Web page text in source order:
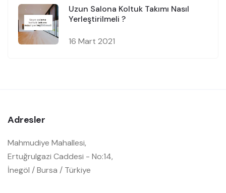
Uzun Salona Koltuk Takımı Nasıl
Yerleştirilmeli ?
16 Mart 2021
Adresler
Mahmudiye Mahallesi,
Ertuğrulgazi Caddesi - No:14,
İnegöl / Bursa / Türkiye